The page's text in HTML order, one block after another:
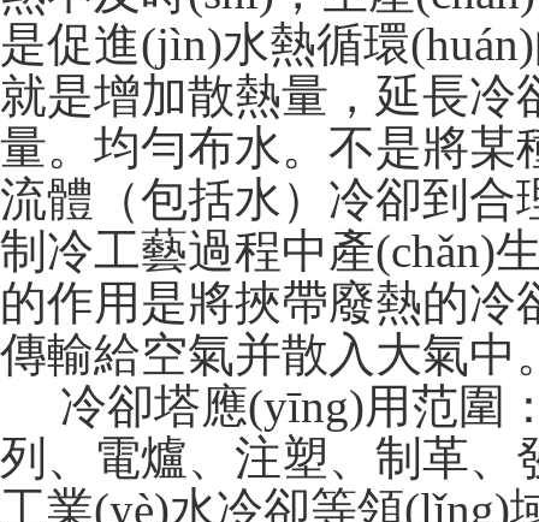
是促進(jìn)水熱循環(huán)的
就是增加散熱量，延長
量。均勻布水。不是將
流體（包括水）冷卻到合
制冷工藝過程中產(chǎn)生
的作用是將挾帶廢熱的冷
傳輸給空氣并散入大氣中
冷卻塔應(yīng)用范圍：民
列、電爐、注塑、制革、
工業(yè)水冷卻等領(lǐng)